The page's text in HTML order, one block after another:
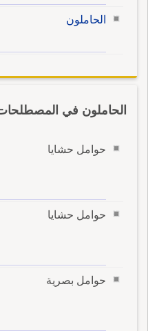
الحاملون
الحاملون في المصطلحات
حوامل حشايا
حوامل حشايا
حوامل بصرية